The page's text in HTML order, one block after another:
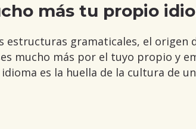
más tu propio
estructuras gramaticales, el origen
mucho más por el tuyo propio y
es la huella de la cultura de